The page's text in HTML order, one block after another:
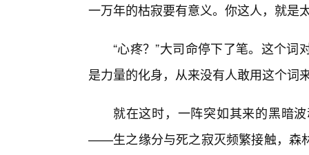
一万年的枯寂要有意义。你这人，就是
“心疼？”大司命停下了笔。这个
是力量的化身，从来没有人敢用这个词
就在这时，一阵突如其来的黑暗
——生之缘分与死之寂灭频繁接触，森